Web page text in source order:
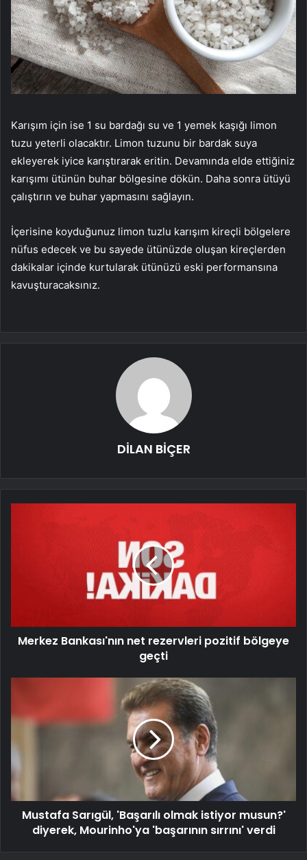
Karışım için ise 1 su bardağı su ve 1 yemek kaşığı limon
tuzu yeterli olacaktır. Limon tuzunu bir bardak suya
ekleyerek iyice karıştırarak eritin. Devamında elde ettiğiniz
karışımı ütünün buhar bölgesine dökün. Daha sonra ütüyü
çalıştırın ve buhar yapmasını sağlayın.
İçerisine koyduğunuz limon tuzlu karışım kireçli bölgelere
nüfus edecek ve bu sayede ütünüzde oluşan kireçlerden
dakikalar içinde kurtularak ütünüzü eski performansına
kavuşturacaksınız.
DİLAN BİÇER
Merkez Bankası'nın net rezervleri pozitif bölgeye
geçti
Mustafa Sarıgül, 'Başarılı olmak istiyor musun?'
diyerek, Mourinho'ya 'başarının sırrını' verdi